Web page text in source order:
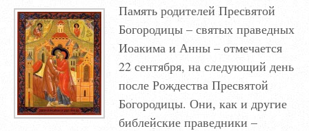
Память родителей Пресвятой
Богородицы – святых праведных
Иоакима и Анны – отмечается
22 сентября, на следующий день
после Рождества Пресвятой
Богородицы. Они, как и другие
библейские праведники –